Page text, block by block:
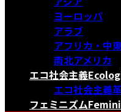
ヨーロッパ
アラブ
アフリカ・中
南北アメリカ
エコ社会主義
エコ社会主義
フェミニズム